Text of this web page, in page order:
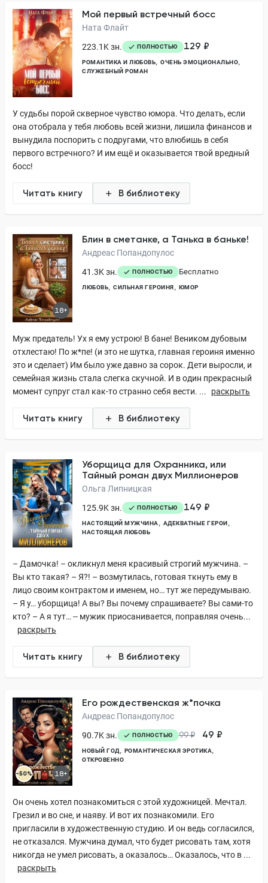
Мой первый встречный босс
Ната Флайт
223.1K зн.
ПОЛНОСТЬЮ 129 ₽
РОМАНТИКА И ЛЮБОВЬ
ОЧЕНЬ ЭМОЦИОНАЛЬНО
СЛУЖЕБНЫЙ РОМАН
У судьбы порой скверное чувство юмора. Что делать, если
она отобрала у тебя любовь всей жизни, лишила финансов и
вынудила поспорить с подругами, что влюбишь в себя
первого встречного? И им ещё и оказывается твой вредный
босс!
Читать книгу В библиотеку
18+
Блин в сметанке, а Танька в баньке!
Андреас Попандопулос
41.3K зн.
ПОЛНОСТЬЮ Бесплатно
ЛЮБОВЬ СИЛЬНАЯ ГЕРОИНЯ ЮМОР
Муж предатель! Ух я ему устрою! В бане! Веником дубовым
отхлестаю! По ж*пе! (и это не шутка, главная героиня именно
это и сделает) Им было уже давно за сорок. Дети выросли, и
семейная жизнь стала слегка скучной. И в один прекрасный
момент супруг стал как-то странно себя вести. ...
раскрыть
Читать книгу В библиотеку
Уборщица для Охранника, или
Тайный роман двух Миллионеров
Ольга Липницкая
125.9K зн.
ПОЛНОСТЬЮ 149 ₽
НАСТОЯЩИЙ МУЖЧИНА
АДЕКВАТНЫЕ ГЕРОИ
НАСТОЯЩАЯ ЛЮБОВЬ
– Дамочка! – окликнул меня красивый строгий мужчина. –
Вы кто такая? – Я?! – возмутилась, готовая ткнуть ему в
лицо своим контрактом и именем, но… тут же передумываю.
– Я у… уборщица! А вы? Вы почему спрашиваете? Вы сами-то
кто? – А я тут… -- мужик приосанивается, поправляя очень...
раскрыть
Читать книгу В библиотеку
-50% 18+
Его рождественская ж*почка
Андреас Попандопулос
90.7K зн.
ПОЛНОСТЬЮ 99 ₽ 49 ₽
НОВЫЙ ГОД
РОМАНТИЧЕСКАЯ ЭРОТИКА
ОТКРОВЕННО
Он очень хотел познакомиться с этой художницей. Мечтал.
Грезил и во сне, и наяву. И вот их познакомили. Его
пригласили в художественную студию. И он ведь согласился,
не отказался. Мужчина думал, что будет рисовать там, хотя
никогда не умел рисовать, а оказалось… Оказалось, что в ...
раскрыть